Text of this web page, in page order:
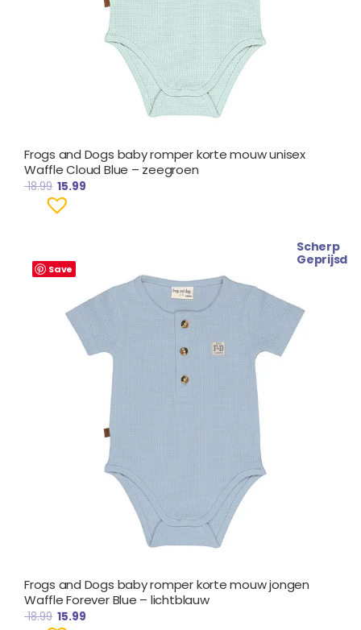
Frogs and Dogs baby romper korte mouw unisex
Waffle Cloud Blue – zeegroen
18.99 15.99
Save
Scherp
Geprijsd
Frogs and Dogs baby romper korte mouw jongen
Waffle Forever Blue – lichtblauw
18.99
prijs
was:
€ 18.99.
15.99
€ 15.99.